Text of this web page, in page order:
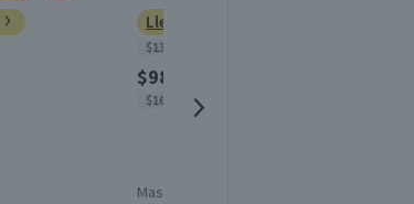
Lleva 2 por $1590
$1325 x lt
$980
$1633 x lt
Mas